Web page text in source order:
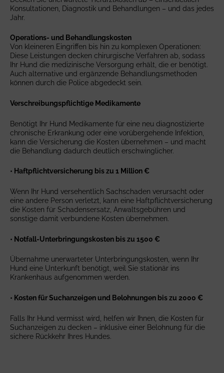
Konsultationen, Diagnostik und Behandlungen – und das jedes
Jahr.
Operations- und Behandlungskosten
Von kleineren Eingriffen bis hin zu komplexen Operationen:
Diese Leistungen decken chirurgische Verfahren ab, sodass
Ihr Hund die medizinische Versorgung erhält, die er benötigt.
Auch alternative und ergänzende Behandlungsmethoden
können durch die Police abgedeckt sein.
Verschreibungspflichtige Medikamente
Benötigt Ihr Hund Medikamente für eine neu diagnostizierte
chronische Erkrankung oder eine vorübergehende Infektion,
kann die Versicherung die Kosten übernehmen – und macht
die Behandlung dadurch deutlich erschwinglicher.
• Haftpflichtversicherung bis zu 1 Million €
Wenn Ihr Hund versehentlich Sachschaden verursacht oder
eine andere Person verletzt, kann eine Haftpflichtversicherung
die Kosten für Schadensersatz, Anwaltsgebühren und
sonstige damit verbundene Kosten übernehmen.
• Notfall-Unterbringungskosten bis zu 1500 €
Übernahme unerwarteter Unterbringungskosten, wenn Ihr
Hund eine Unterkunft benötigt, weil Sie stationär ins
Krankenhaus aufgenommen werden.
• Kosten für Suchanzeigen und Belohnungen bis zu 2000 €
Falls Ihr Hund vermisst wird, helfen wir Ihnen, die Kosten für
Suchanzeigen zu decken – inklusive einer Belohnung für die
sichere Rückkehr Ihres Hundes.